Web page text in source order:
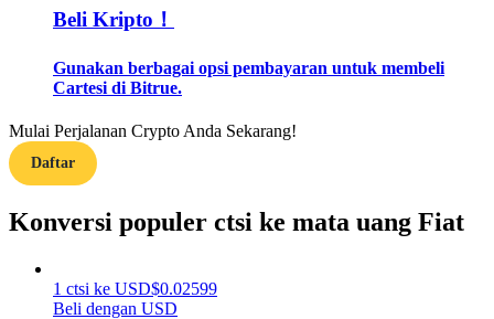
Pelajari cara untuk tetap menghasilkan keuntungan
Menghasilkan
Beli Kripto！
Gunakan berbagai opsi pembayaran untuk membeli
Cartesi di Bitrue.
Mulai Perjalanan Crypto Anda Sekarang!
Daftar
Konversi populer ctsi ke mata uang Fiat
1 ctsi ke USD$0.02599
Beli dengan USD